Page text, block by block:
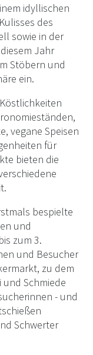
idyllischen
des
sowie in der
Jahr
Stöbern und
ein.
vegane Speisen
für
bieten die
bespielte
und
zum 3.
und Besucher
zu dem
Schmiede
- und
Schwerter